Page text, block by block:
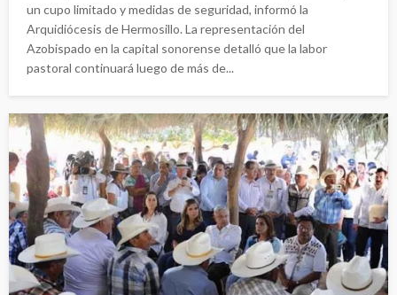
un cupo limitado y medidas de seguridad, informó la
Arquidiócesis de Hermosillo. La representación del
Azobispado en la capital sonorense detalló que la labor
pastoral continuará luego de más de...